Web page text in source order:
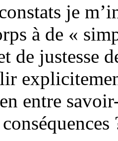
je
à de «
de justesse
entre